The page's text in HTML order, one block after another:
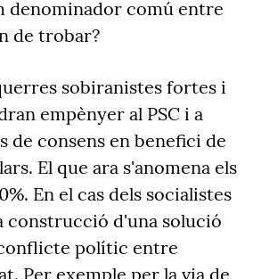
denominador comú entre
de trobar?
sobiranistes fortes i
empènyer al PSC i a
de consens en benefici de
El que ara s'anomena els
En el cas dels socialistes
construcció d'una solució
polític entre
Per exemple per la via de